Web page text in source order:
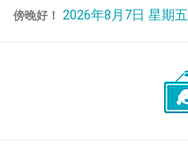
傍晚好！ 2026年8月7日 星期五